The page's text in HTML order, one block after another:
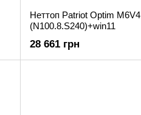
Неттоп Patriot Optim M6V4
(N100.8.S240)+win11
28 661 грн